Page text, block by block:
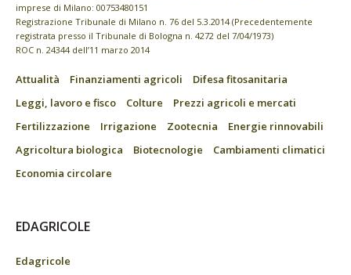
imprese di Milano: 00753480151
Registrazione Tribunale di Milano n. 76 del 5.3.2014 (Precedentemente
registrata presso il Tribunale di Bologna n. 4272 del 7/04/1973)
ROC n. 24344 dell’11 marzo 2014
Attualità Finanziamenti agricoli
Difesa fitosanitaria
Leggi, lavoro e fisco
Colture
Prezzi agricoli e mercati
Fertilizzazione
Irrigazione Zootecnia
Energie rinnovabili
Agricoltura biologica
Biotecnologie
Cambiamenti climatici
Economia circolare
EDAGRICOLE
Edagricole